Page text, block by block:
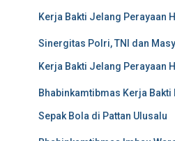
Kerja Bakti Jelang Perayaan
Sinergitas Polri, TNI dan
Kerja Bakti Jelang Perayaan
Bhabinkamtibmas Kerja Bakti
Sepak Bola di Pattan Ulusalu